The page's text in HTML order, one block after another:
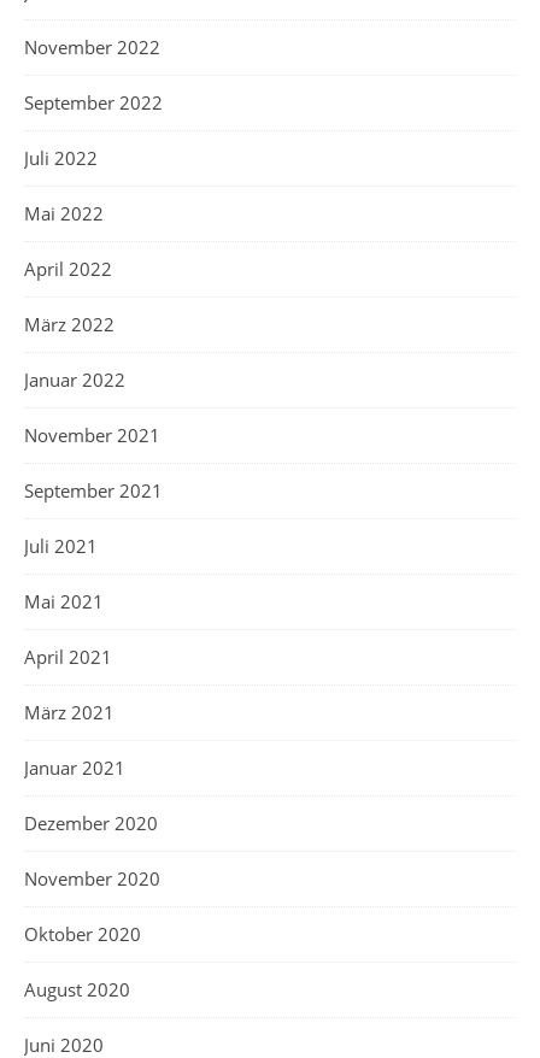
November 2022
September 2022
Juli 2022
Mai 2022
April 2022
März 2022
Januar 2022
November 2021
September 2021
Juli 2021
Mai 2021
April 2021
März 2021
Januar 2021
Dezember 2020
November 2020
Oktober 2020
August 2020
Juni 2020